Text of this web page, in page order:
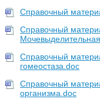
Справочный
Справочный
Справочный
гомеостаза.doc
Справочный
организма.doc